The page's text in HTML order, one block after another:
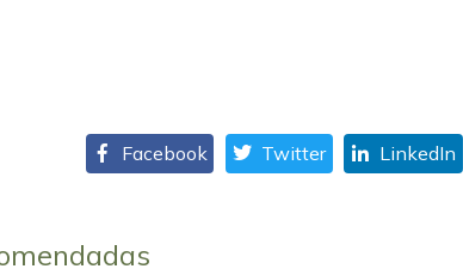
Facebook Twitter LinkedIn